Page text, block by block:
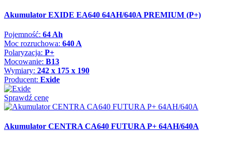
Akumulator EXIDE EA640 64AH/640A PREMIUM (P+)
Pojemność: 64 Ah
Moc rozruchowa: 640 A
Polaryzacja: P+
Mocowanie: B13
Wymiary: 242 x 175 x 190
Producent: Exide
Sprawdź cenę
Akumulator CENTRA CA640 FUTURA P+ 64AH/640A